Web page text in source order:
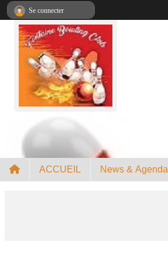
ACCUEIL News & Agenda
Se connecter
Panneau de gestion des cookies